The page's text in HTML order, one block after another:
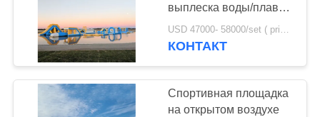
СВЯЖИТЕСЬ
СПРОСИТЕ
ЦИТАТУ
выплеска воды/плавая
оборудование
спортивной площадки
USD 47000- 58000/set ( price just for reference, detailed prices need to be confirmed) MOQ:1 набор или частей всего парка
КОНТАКТ
Спортивная площадка
на открытом воздухе